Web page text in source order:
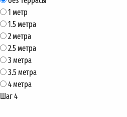
1 метр
1.5 метра
2 метра
2.5 метра
3 метра
3.5 метра
4 метра
Шаг 4